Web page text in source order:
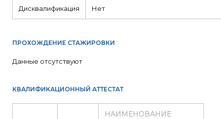
Дисквалификация Нет
ПРОХОЖДЕНИЕ СТАЖИРОВКИ
Данные отсутствуют
КВАЛИФИКАЦИОННЫЙ АТТЕСТАТ
НАИМЕНОВАНИЕ